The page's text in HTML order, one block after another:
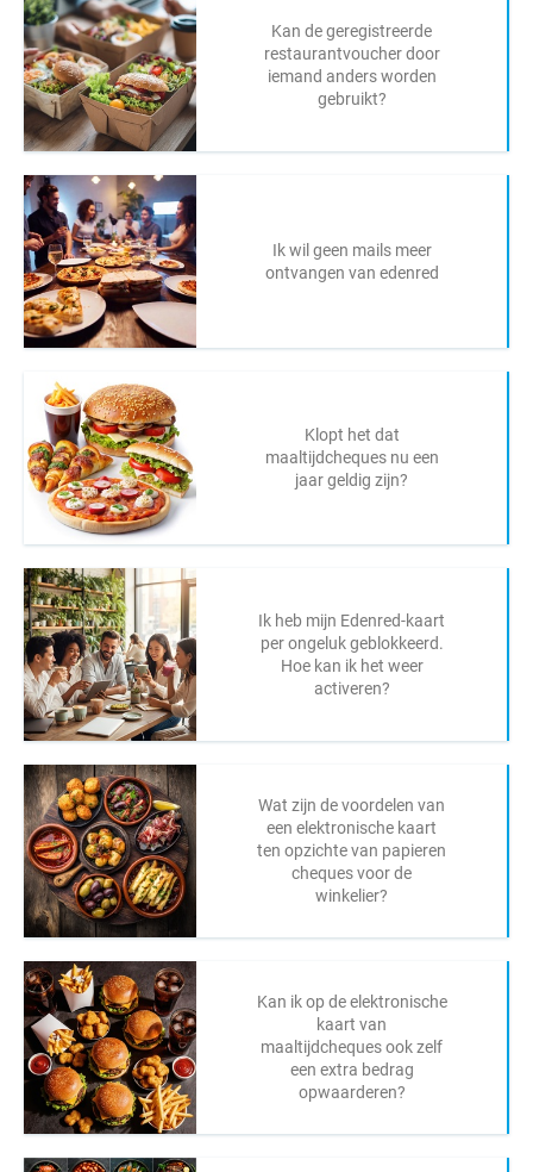
Kan de geregistreerde
restaurantvoucher door
iemand anders worden
gebruikt?
Ik wil geen mails meer
ontvangen van edenred
Klopt het dat
maaltijdcheques nu een
jaar geldig zijn?
Ik heb mijn Edenred-kaart
per ongeluk geblokkeerd.
Hoe kan ik het weer
activeren?
Wat zijn de voordelen van
een elektronische kaart
ten opzichte van papieren
cheques voor de
winkelier?
Kan ik op de elektronische
kaart van
maaltijdcheques ook zelf
een extra bedrag
opwaarderen?